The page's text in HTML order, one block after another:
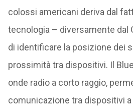
colossi americani deriva dal
tecnologia – diversamente dal
di identificare la posizione dei
prossimità tra dispositivi. Il
onde radio a corto raggio,
comunicazione tra dispositivi